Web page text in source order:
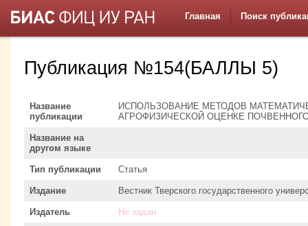
Главная Поиск
Публикация №154(БАЛЛЫ 5)
Название
публикации
ИСПОЛЬЗОВАНИЕ МЕТОДОВ
АГРОФИЗИЧЕСКОЙ ОЦЕНКЕ
Название на
другом языке
Тип публикации Статья
Издание Вестник Тверского государственного
Издатель Не задан